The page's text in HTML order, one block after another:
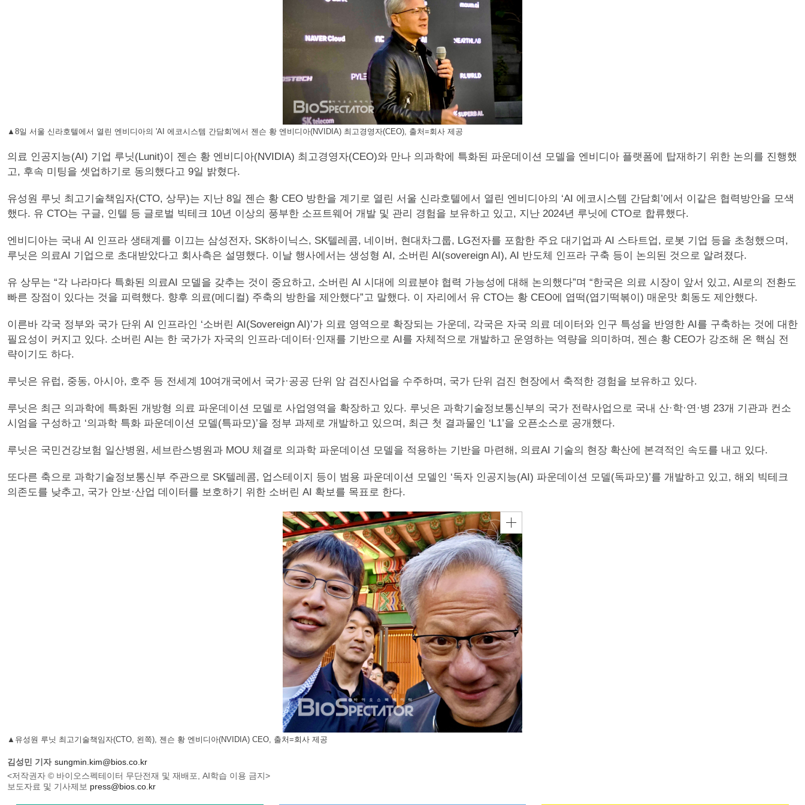
▲8일 서울 신라호텔에서 열린 엔비디아의 'AI 에코시스템 간담회'에서 젠슨 황 엔비디아(NVIDIA) 최고경영자(CEO), 출처=회사 제공
의료 인공지능(AI) 기업 루닛(Lunit)이 젠슨 황 엔비디아(NVIDIA) 최고경영자(CEO)와 만나 의과학에 특화된 파운데이션 모델을 엔비디아 플랫폼에 탑재하기 위한 논의를 진행했
고, 후속 미팅을 셋업하기로 동의했다고 9일 밝혔다.
유성원 루닛 최고기술책임자(CTO, 상무)는 지난 8일 젠슨 황 CEO 방한을 계기로 열린 서울 신라호텔에서 열린 엔비디아의 ‘AI 에코시스템 간담회’에서 이같은 협력방안을 모색
했다. 유 CTO는 구글, 인텔 등 글로벌 빅테크 10년 이상의 풍부한 소프트웨어 개발 및 관리 경험을 보유하고 있고, 지난 2024년 루닛에 CTO로 합류했다.
엔비디아는 국내 AI 인프라 생태계를 이끄는 삼성전자, SK하이닉스, SK텔레콤, 네이버, 현대차그룹, LG전자를 포함한 주요 대기업과 AI 스타트업, 로봇 기업 등을 초청했으며,
루닛은 의료AI 기업으로 초대받았다고 회사측은 설명했다. 이날 행사에서는 생성형 AI, 소버린 AI(sovereign AI), AI 반도체 인프라 구축 등이 논의된 것으로 알려졌다.
유 상무는 “각 나라마다 특화된 의료AI 모델을 갖추는 것이 중요하고, 소버린 AI 시대에 의료분야 협력 가능성에 대해 논의했다”며 “한국은 의료 시장이 앞서 있고, AI로의 전환도
빠른 장점이 있다는 것을 피력했다. 향후 의료(메디컬) 주축의 방한을 제안했다”고 말했다. 이 자리에서 유 CTO는 황 CEO에 엽떡(엽기떡볶이) 매운맛 회동도 제안했다.
이른바 각국 정부와 국가 단위 AI 인프라인 ‘소버린 AI(Sovereign AI)’가 의료 영역으로 확장되는 가운데, 각국은 자국 의료 데이터와 인구 특성을 반영한 AI를 구축하는 것에 대한
필요성이 커지고 있다. 소버린 AI는 한 국가가 자국의 인프라·데이터·인재를 기반으로 AI를 자체적으로 개발하고 운영하는 역량을 의미하며, 젠슨 황 CEO가 강조해 온 핵심 전
략이기도 하다.
루닛은 유럽, 중동, 아시아, 호주 등 전세계 10여개국에서 국가·공공 단위 암 검진사업을 수주하며, 국가 단위 검진 현장에서 축적한 경험을 보유하고 있다.
루닛은 최근 의과학에 특화된 개방형 의료 파운데이션 모델로 사업영역을 확장하고 있다. 루닛은 과학기술정보통신부의 국가 전략사업으로 국내 산·학·연·병 23개 기관과 컨소
시엄을 구성하고 ‘의과학 특화 파운데이션 모델(특파모)’을 정부 과제로 개발하고 있으며, 최근 첫 결과물인 ‘L1’을 오픈소스로 공개했다.
루닛은 국민건강보험 일산병원, 세브란스병원과 MOU 체결로 의과학 파운데이션 모델을 적용하는 기반을 마련해, 의료AI 기술의 현장 확산에 본격적인 속도를 내고 있다.
또다른 축으로 과학기술정보통신부 주관으로 SK텔레콤, 업스테이지 등이 범용 파운데이션 모델인 ‘독자 인공지능(AI) 파운데이션 모델(독파모)’를 개발하고 있고, 해외 빅테크
의존도를 낮추고, 국가 안보·산업 데이터를 보호하기 위한 소버린 AI 확보를 목표로 한다.
▲유성원 루닛 최고기술책임자(CTO, 왼쪽), 젠슨 황 엔비디아(NVIDIA) CEO, 출처=회사 제공
김성민 기자 sungmin.kim@bios.co.kr
<저작권자 © 바이오스펙테이터 무단전재 및 재배포, AI학습 이용 금지>
보도자료 및 기사제보 press@bios.co.kr